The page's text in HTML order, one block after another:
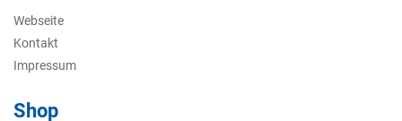
Webseite
Kontakt
Impressum
Shop